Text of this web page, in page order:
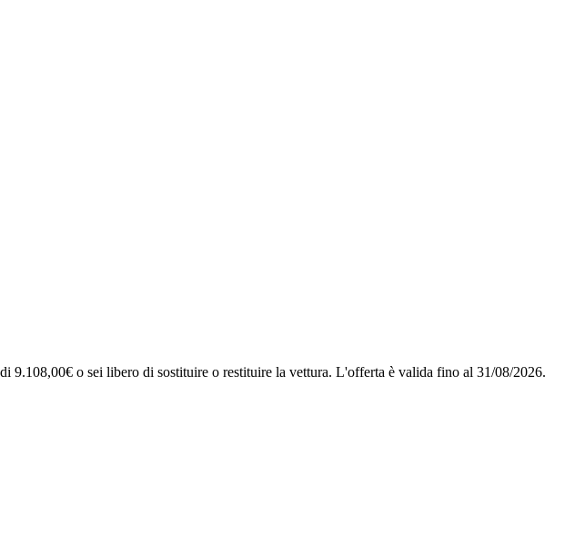
9.108,00€ o sei libero di sostituire o restituire la vettura. L'offerta è valida fino al 31/08/2026.